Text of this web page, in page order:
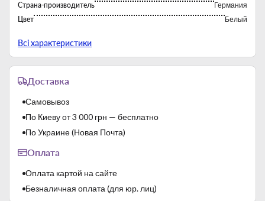
Страна-производитель
Германия
Цвет
Белый
Всі характеристики
Доставка
Самовывоз
По Киеву от 3 000 грн — бесплатно
По Украине (Новая Почта)
Оплата
Оплата картой на сайте
Безналичная оплата (для юр. лиц)